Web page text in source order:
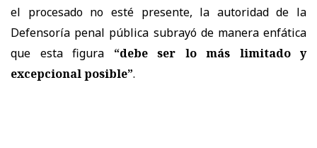
el procesado no esté presente, la autoridad de la
Defensoría penal pública subrayó de manera enfática
que esta figura “debe ser lo más limitado y
excepcional posible”.